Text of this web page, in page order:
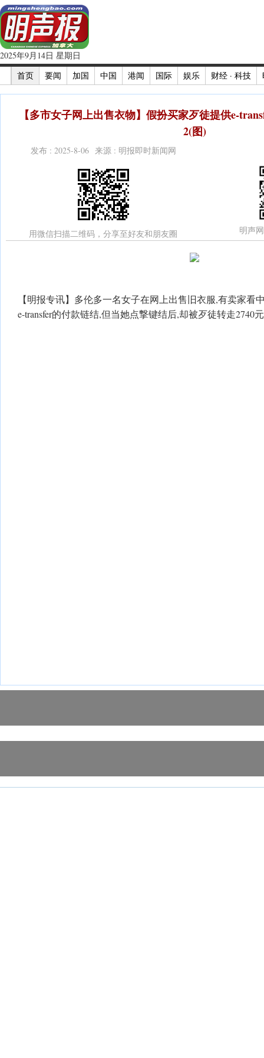
2025年9月14日 星期日
首页
要闻 加国 中国 港闻 国际 娱乐 财经 · 科技
【多市女子网上出售衣物】假扮买家歹徒提供e-
2(图)
发布 : 2025-8-06 来源 : 明报即时新闻网
用微信扫描二维码，分享至好友和朋友圈 明声
【明报专讯】多伦多一名女子在网上出售旧衣服,有卖家看
e-transfer的付款链结,但当她点撃键结后,却被歹徒转走2740